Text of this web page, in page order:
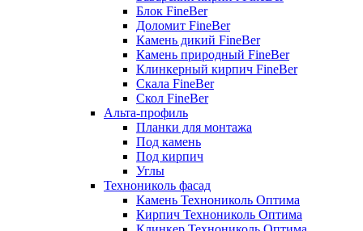
Блок FineBer
Доломит FineBer
Камень дикий FineBer
Камень природный FineBer
Клинкерный кирпич FineBer
Скала FineBer
Скол FineBer
Альта-профиль
Планки для монтажа
Под камень
Под кирпич
Углы
Технониколь фасад
Камень Технониколь Оптима
Кирпич Технониколь Оптима